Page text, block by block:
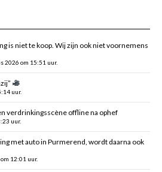
is niet te koop. Wij zijn ook niet voornemens
2026 om 15:51 uur.
uur.
verdrinkingsscène offline na ophef
uur.
met auto in Purmerend, wordt daarna ook
12:01 uur.